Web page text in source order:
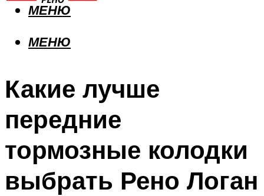
МЕНЮ
МЕНЮ
Какие лучше
передние
тормозные колодки
выбрать Рено Логан